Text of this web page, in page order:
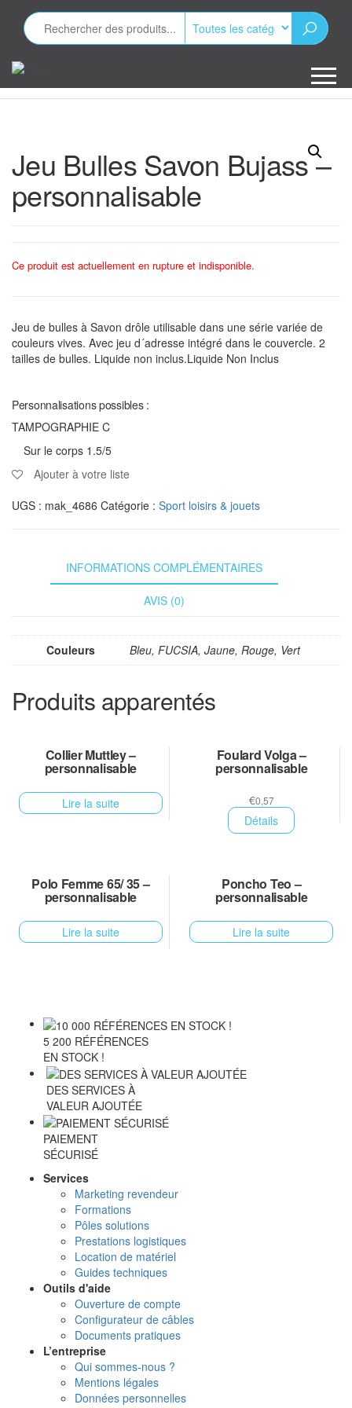
contenu
publicitaires
Jeu Bulles Savon Bujass –
personnalisable
Ce produit est actuellement en rupture et indisponible.
Jeu de bulles à Savon drôle utilisable dans une série variée de
couleurs vives. Avec jeu d´adresse intégré dans le couvercle. 2
tailles de bulles. Liquide non inclus.Liquide Non Inclus
Personnalisations possibles :
TAMPOGRAPHIE C
Sur le corps 1.5/5
Ajouter à votre liste
UGS : mak_4686 Catégorie : Sport loisirs & jouets
INFORMATIONS COMPLÉMENTAIRES
AVIS (0)
Couleurs Bleu, FUCSIA, Jaune, Rouge, Vert
Produits apparentés
Collier Muttley –
personnalisable
Lire la suite
Foulard Volga –
personnalisable
€0,57
Détails
Polo Femme 65/ 35 –
personnalisable
Lire la suite
Poncho Teo –
personnalisable
Lire la suite
5 200 RÉFÉRENCES
EN STOCK !
DES SERVICES À
VALEUR AJOUTÉE
PAIEMENT
SÉCURISÉ
Services
Marketing revendeur
Formations
Pôles solutions
Prestations logistiques
Location de matériel
Guides techniques
Outils d'aide
Ouverture de compte
Configurateur de câbles
Documents pratiques
L’entreprise
Qui sommes-nous ?
Mentions légales
Données personnelles